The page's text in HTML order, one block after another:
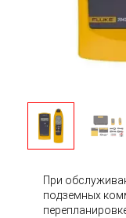
При
подземных